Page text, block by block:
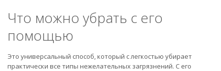
Что можно убрать с его
помощью
Это универсальный способ, который с легкостью убирает
практически все типы нежелательных загрязнений. С его